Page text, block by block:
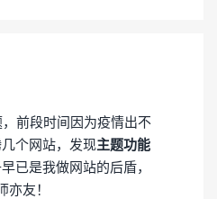
前段时间因为疫情出不
个网站，发现主题功能
已是我做网站的后盾，
亦友！